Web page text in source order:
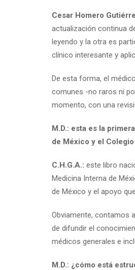
Cesar Homero
actualización continua
leyendo y la otra es
clínico interesante y
De esta forma, el
comunes -no raros ni
momento, con una
M.D.: esta es la
de México y el
C.H.G.A.: este libro
Medicina Interna de
de México y el apoyo
Obviamente, contamos
de difundir el
médicos generales e
M.D.: ¿cómo está